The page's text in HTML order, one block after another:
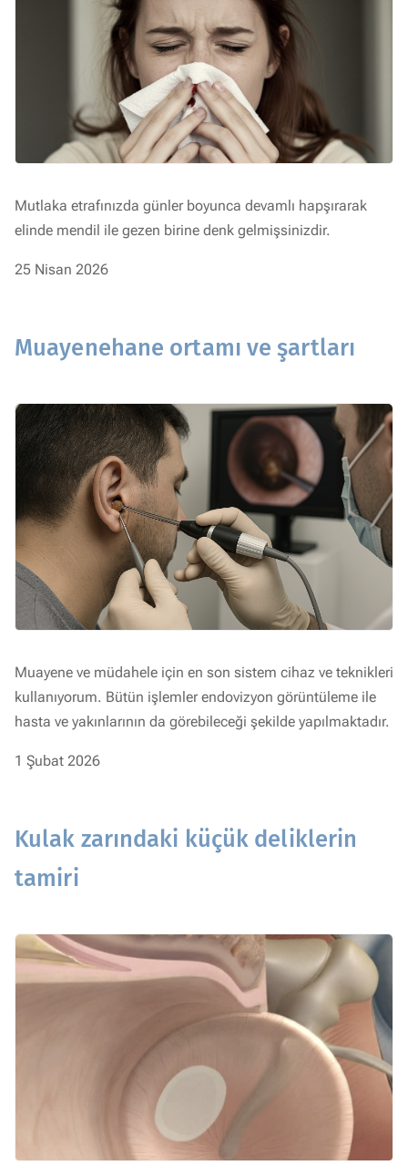
Mutlaka etrafınızda günler boyunca devamlı hapşırarak
elinde mendil ile gezen birine denk gelmişsinizdir.
25 Nisan 2026
Muayenehane ortamı ve şartları
Muayene ve müdahele için en son sistem cihaz ve teknikleri
kullanıyorum. Bütün işlemler endovizyon görüntüleme ile
hasta ve yakınlarının da görebileceği şekilde yapılmaktadır.
1 Şubat 2026
Kulak zarındaki küçük deliklerin
tamiri